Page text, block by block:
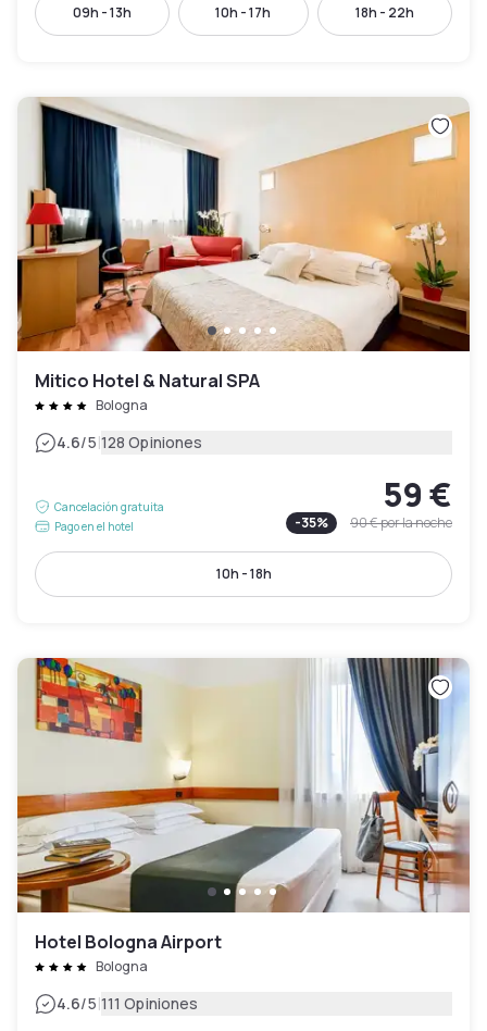
09h - 13h 10h - 17h 18h - 22h
Mitico Hotel & Natural SPA
Bologna
4.6/5|128 Opiniones
Cancelación gratuita
Pago en el hotel
59 €
-35% 90 €por la noche
10h - 18h
Hotel Bologna Airport
Bologna
4.6/5|111 Opiniones